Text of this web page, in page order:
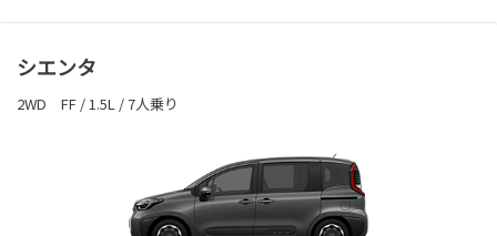
シエンタ
2WD FF / 1.5L / 7人乗り